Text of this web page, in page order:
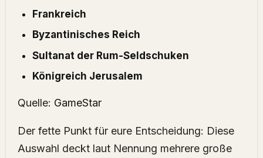
Frankreich
Byzantinisches Reich
Sultanat der Rum-Seldschuken
Königreich Jerusalem
Quelle: GameStar
Der fette Punkt für eure Entscheidung: Diese
Auswahl deckt laut Nennung mehrere große